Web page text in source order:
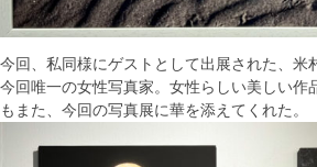
今回、私同様にゲストとして出展された、米
今回唯一の女性写真家。女性らしい美しい作
もまた、今回の写真展に華を添えてくれた。